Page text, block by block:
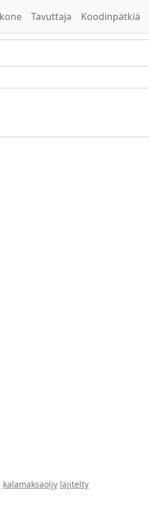
Tavuttaja Koodinpätkiä
kalamaksaöljy läjitelty